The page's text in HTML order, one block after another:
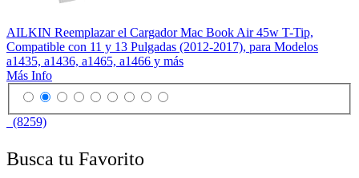
AILKIN Reemplazar el Cargador Mac Book Air 45w T-Tip,
Compatible con 11 y 13 Pulgadas (2012-2017), para Modelos
a1435, a1436, a1465, a1466 y más
Más Info
(8259)
Busca tu Favorito